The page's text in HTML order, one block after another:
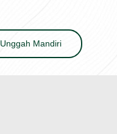
Unggah Mandiri